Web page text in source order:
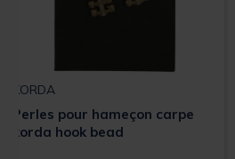
KORDA
Perles pour hameçon carpe
korda hook bead